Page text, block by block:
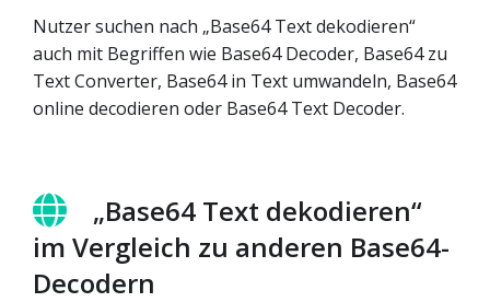
Nutzer suchen nach „Base64 Text dekodieren“
auch mit Begriffen wie Base64 Decoder, Base64 zu
Text Converter, Base64 in Text umwandeln, Base64
online decodieren oder Base64 Text Decoder.
„Base64 Text dekodieren“
im Vergleich zu anderen Base64-
Decodern